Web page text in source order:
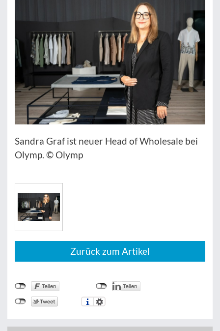
Sandra Graf ist neuer Head of Wholesale bei
Olymp. © Olymp
Zurück zum Artikel